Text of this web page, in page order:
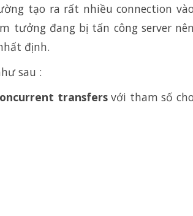
tạo ra rất nhiều connection vào
tưởng đang bị tấn công server nên
định.
sau :
transfersvới tham số cho